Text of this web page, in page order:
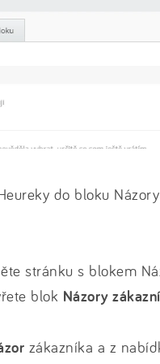
do bloku
stránku s blokem
blok Názory
zákazníka a z